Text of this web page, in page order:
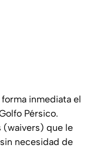
inmediata el
Pérsico.
(waivers) que le
necesidad de